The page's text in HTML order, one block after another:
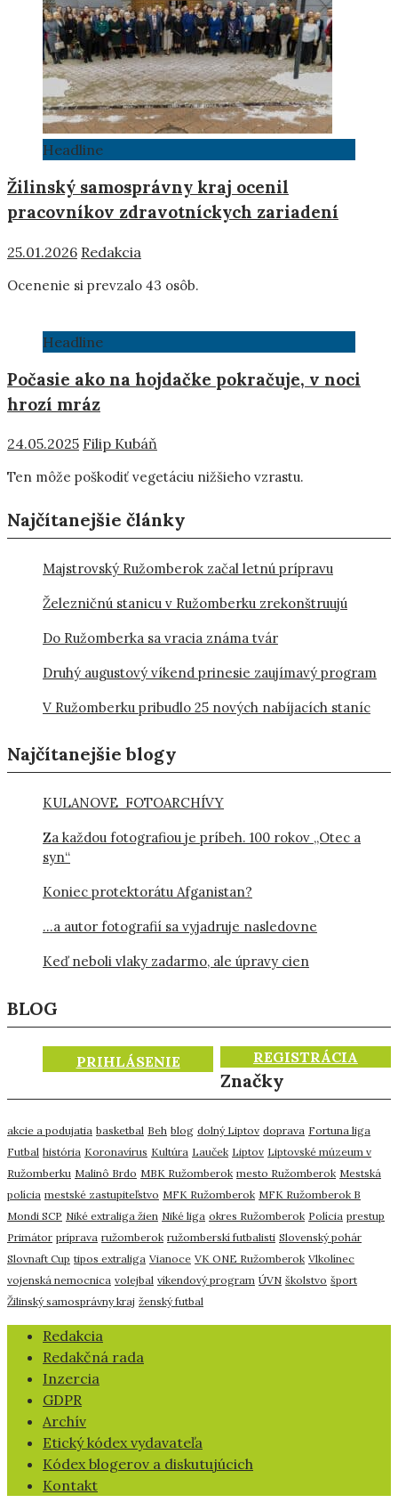
Headline
Žilinský samosprávny kraj ocenil
pracovníkov zdravotníckych zariadení
25.01.2026 Redakcia
Ocenenie si prevzalo 43 osôb.
Headline
Počasie ako na hojdačke pokračuje, v noci
hrozí mráz
24.05.2025 Filip Kubáň
Ten môže poškodiť vegetáciu nižšieho vzrastu.
Najčítanejšie články
Majstrovský Ružomberok začal letnú prípravu
Železničnú stanicu v Ružomberku zrekonštruujú
Do Ružomberka sa vracia známa tvár
Druhý augustový víkend prinesie zaujímavý program
V Ružomberku pribudlo 25 nových nabíjacích staníc
Najčítanejšie blogy
KULANOVE FOTOARCHÍVY
Za každou fotografiou je príbeh. 100 rokov „Otec a
syn“
Koniec protektorátu Afganistan?
…a autor fotografií sa vyjadruje nasledovne
Keď neboli vlaky zadarmo, ale úpravy cien
BLOG
PRIHLÁSENIE REGISTRÁCIA
Značky
akcie a podujatia basketbal Beh blog dolný Liptov doprava Fortuna liga
Futbal história Koronavírus Kultúra Lauček Liptov Liptovské múzeum v
Ružomberku Malinô Brdo MBK Ružomberok mesto Ružomberok Mestská
polícia mestské zastupiteľstvo MFK Ružomberok MFK Ružomberok B
Mondi SCP Niké extraliga žien Niké liga okres Ružomberok Polícia prestup
Primátor príprava ružomberok ružomberskí futbalisti Slovenský pohár
Slovnaft Cup tipos extraliga Vianoce VK ONE Ružomberok Vlkolínec
vojenská nemocnica volejbal víkendový program ÚVN školstvo šport
Žilinský samosprávny kraj ženský futbal
​Redakcia
Redakčná rada
Inzercia
GDPR
Archív
Etický kódex vydavateľa
Kódex blogerov a diskutujúcich
Kontakt